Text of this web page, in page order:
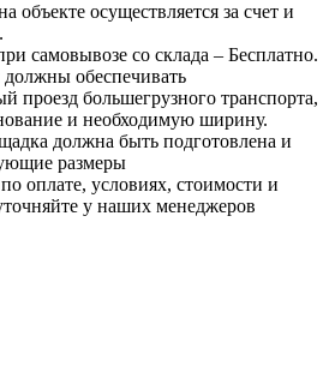
объекте осуществляется за счет и
самовывозе со склада – Бесплатно.
обеспечивать
проезд большегрузного транспорта,
и необходимую ширину.
должна быть подготовлена и
размеры
оплате, условиях, стоимости и
у наших менеджеров